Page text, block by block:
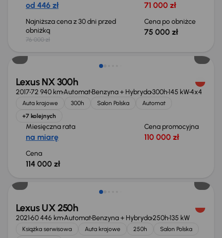
od 446 zł 71 000 zł
Najniższa cena z 30 dni przed
obniżką
76 000 zł
Cena po obniżce
75 000 zł
Świeżo skupione
Lexus NX 300h
201772 940 kmAutomatBenzyna + Hybryda300h145 kW4x4
Auta krajowe 300h Salon Polska
Automat
+7 kolejnych
Miesięczna rata
na miarę
Cena promocyjna
110 000 zł
Cena
114 000 zł
Lexus UX 250h
202160 446 kmAutomatBenzyna + Hybryda250h135 kW
Książka serwisowa Auta krajowe 250h
Salon Polska